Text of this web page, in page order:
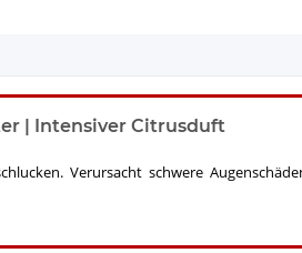
| Intensiver Citrusduft
Verursacht schwere